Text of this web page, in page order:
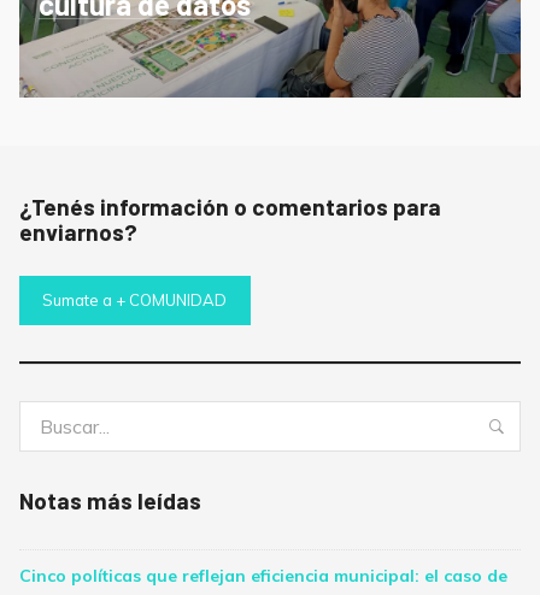
¿Tenés información o comentarios para
enviarnos?
Sumate a + COMUNIDAD
Notas más leídas
Cinco políticas que reflejan eficiencia municipal: el caso de